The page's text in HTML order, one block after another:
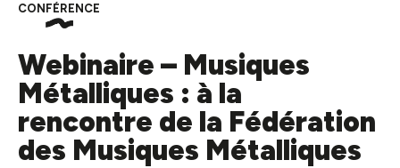
CONFÉRENCE
Webinaire – Musiques
Métalliques : à la
rencontre de la Fédération
des Musiques Métalliques